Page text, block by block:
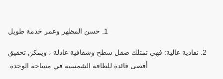
1. حسن المظهر وعمر خدمة طويل
2. نفاذية عالية: فهي تمتلك صقل سطح وشفافية عادلة ، ويمكن تحقيق
أقصى فائدة للطاقة الشمسية في مساحة الوحدة.